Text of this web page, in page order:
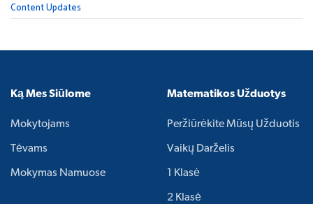
Content Updates
Ką Mes Siūlome
Mokytojams
Tėvams
Mokymas Namuose
Matematikos Užduotys
Peržiūrėkite Mūsų Užduotis
Vaikų Darželis
1 Klasė
2 Klasė